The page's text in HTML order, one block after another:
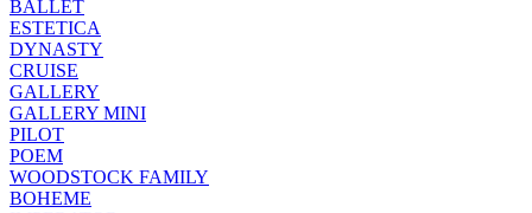
BALLET
ESTETICA
DYNASTY
CRUISE
GALLERY
GALLERY MINI
PILOT
POEM
WOODSTOCK FAMILY
BOHEME